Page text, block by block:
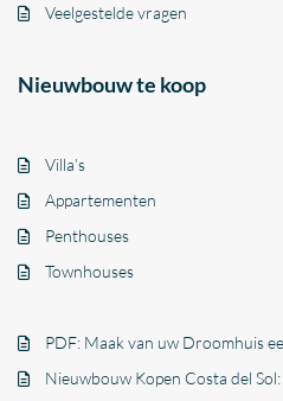
Veelgestelde vragen
Nieuwbouw te koop
Villa’s
Appartementen
Penthouses
Townhouses
PDF: Maak van uw Droomhuis
Nieuwbouw Kopen Costa del